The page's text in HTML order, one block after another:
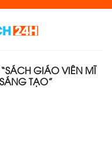
GIÁO VIÊN MĨ
TẠO”